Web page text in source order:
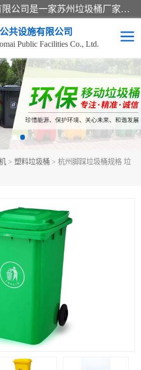
苏州多麦公共设施有限公司是一家苏州垃圾桶厂家，主营：塑料垃圾桶、分类果皮箱、户外园林椅、保安岗亭等产品厂家。全国统一热线电话：17105580222。公司组建完善的团队。设计人员，能根据客户要求，提供适合的设计方案，来满足客户的需求。
共设施有限公司
Public Facilities Co., Ltd.
> 塑料垃圾桶 > 杭州脚踩垃圾桶规格 垃
保安岗亭
公园椅
塑料垃圾桶
吸烟岗亭